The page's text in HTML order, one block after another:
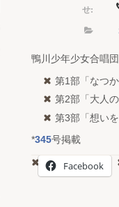
せ:
鴨川少年少女合唱
第1部「なつ
第2部「大人
第3部「想い
*345号掲載
Facebook